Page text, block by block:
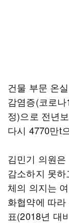
건물 부문 온
감염증(코로
정)으로 전년
다시 4770만t
김민기 의원
감소하지 못
체의 의지는
화협약에 따
표(2018년 대